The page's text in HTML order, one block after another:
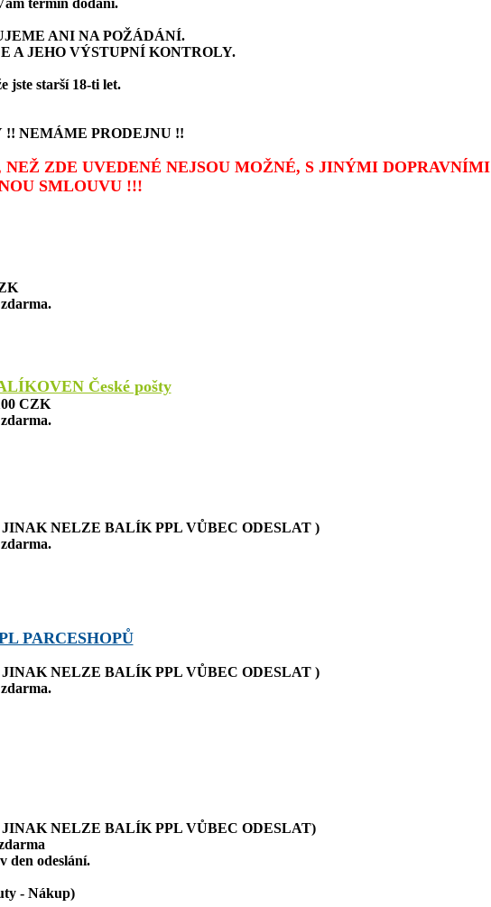
termín dodání.
ANI NA POŽÁDÁNÍ.
A JEHO VÝSTUPNÍ KONTROLY.
jste starší 18-ti let.
!! NEMÁME PRODEJNU !!
ZDE UVEDENÉ NEJSOU MOŽNÉ, S JINÝMI DOPRAVNÍMI
SMLOUVU !!!
České pošty
CZK
NELZE BALÍK PPL VŮBEC ODESLAT )
PARCESHOPŮ
NELZE BALÍK PPL VŮBEC ODESLAT )
NELZE BALÍK PPL VŮBEC ODESLAT)
den odeslání.
- Nákup)